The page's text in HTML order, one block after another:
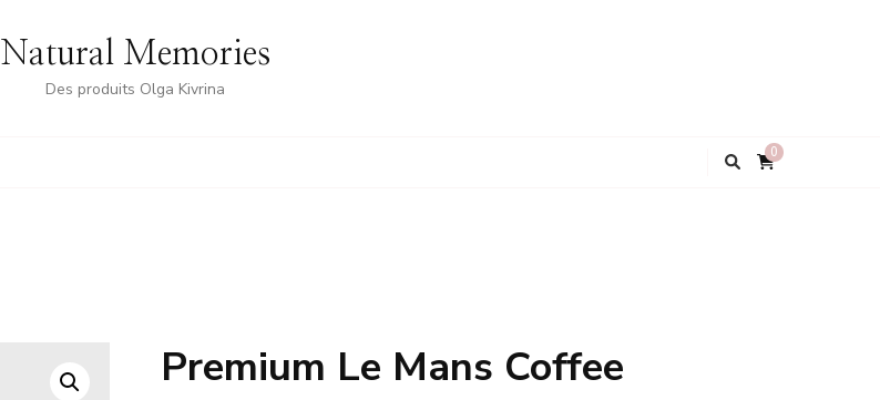
Natural Memories
Des produits Olga Kivrina
0
Premium Le Mans Coffee